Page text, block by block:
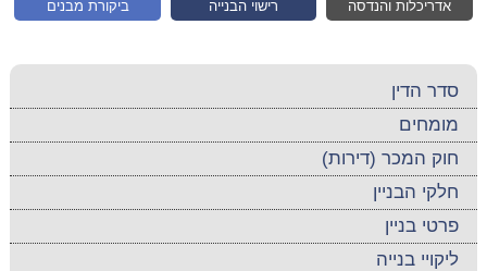
ביקורת מבנים רישוי הבנייה אדריכלות והנדסה
סדר הדין
מומחים
חוק המכר (דירות)
חלקי הבניין
פרטי בניין
ליקויי בנייה